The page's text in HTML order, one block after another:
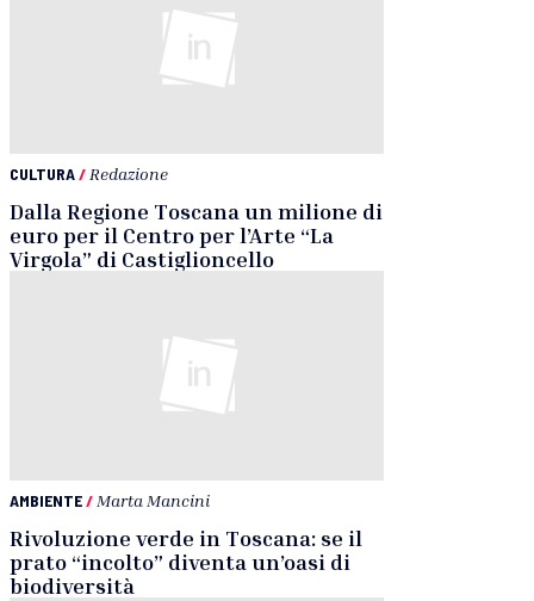
CULTURA/ Redazione
Dalla Regione Toscana un milione di
euro per il Centro per l’Arte “La
Virgola” di Castiglioncello
AMBIENTE/ Marta Mancini
Rivoluzione verde in Toscana: se il
prato “incolto” diventa un’oasi di
biodiversità